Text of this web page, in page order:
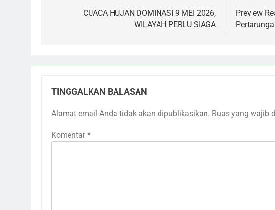
CUACA HUJAN DOMINASI 9 MEI 2026,
WILAYAH PERLU SIAGA
Preview
TINGGALKAN BALASAN
Alamat email Anda tidak akan dipublikasikan. Ruas yang wajib
Komentar *